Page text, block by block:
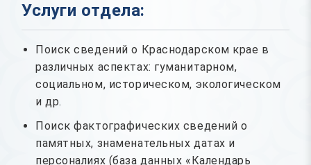
Услуги отдела:
Поиск сведений о Краснодарском крае в
различных аспектах: гуманитарном,
социальном, историческом, экологическом
и др.
Поиск фактографических сведений о
памятных, знаменательных датах и
персоналиях (база данных «Календарь